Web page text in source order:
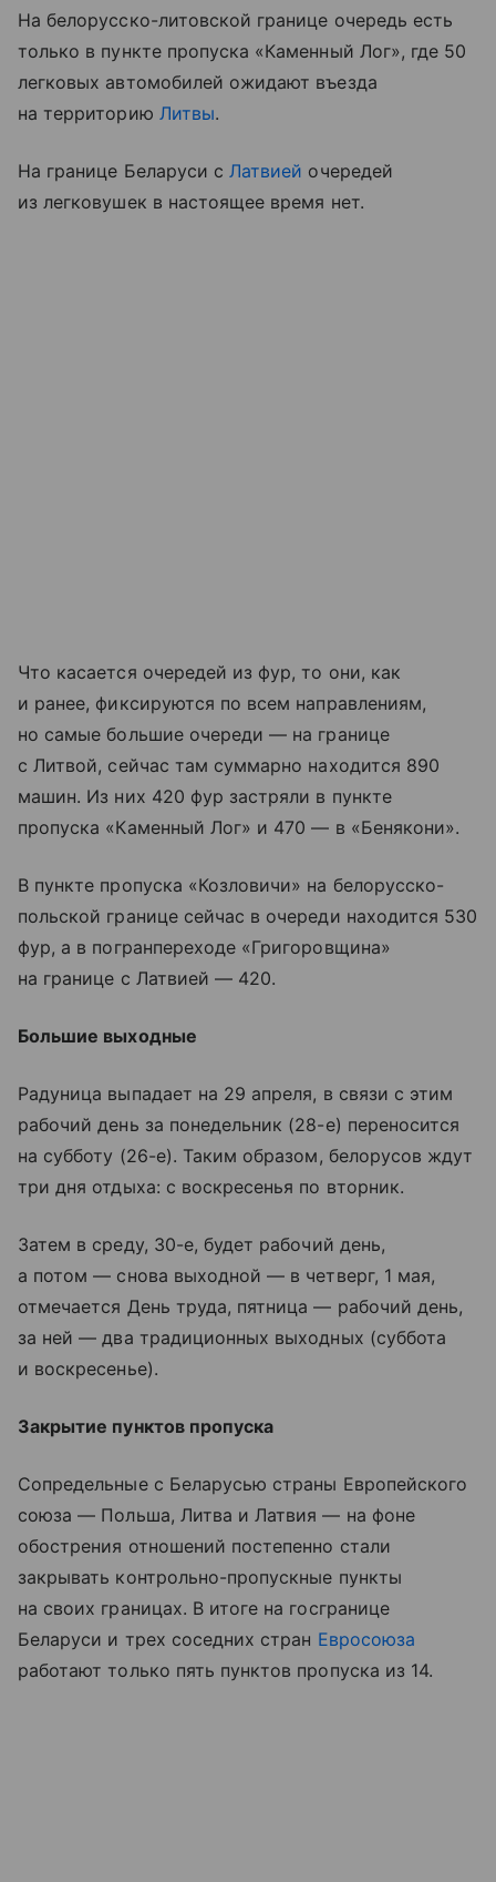
На белорусско-литовской границе очередь есть
только в пункте пропуска «Каменный Лог», где 50
легковых автомобилей ожидают въезда
на территорию Литвы.
На границе Беларуси сЛатвией очередей
из легковушек в настоящее время нет.
Что касается очередей из фур, то они, как
и ранее, фиксируются по всем направлениям,
но самые большие очереди — на границе
с Литвой, сейчас там суммарно находится 890
машин. Из них 420 фур застряли в пункте
пропуска «Каменный Лог» и 470 — в «Бенякони».
В пункте пропуска «Козловичи» на белорусско-
польской границе сейчас в очереди находится 530
фур, а в погранпереходе «Григоровщина»
на границе с Латвией — 420.
Большие выходные
Радуница выпадает на 29 апреля, в связи с этим
рабочий день за понедельник (28-е) переносится
на субботу (26-е). Таким образом, белорусов ждут
три дня отдыха: с воскресенья по вторник.
Затем в среду, 30-е, будет рабочий день,
а потом — снова выходной — в четверг, 1 мая,
отмечается День труда, пятница — рабочий день,
за ней — два традиционных выходных (суббота
и воскресенье).
Закрытие пунктов пропуска
Сопредельные с Беларусью страны Европейского
союза — Польша, Литва и Латвия — на фоне
обострения отношений постепенно стали
закрывать контрольно-пропускные пункты
на своих границах. В итоге на госгранице
Беларуси и трех соседних стран Евросоюза
работают только пять пунктов пропуска из 14.